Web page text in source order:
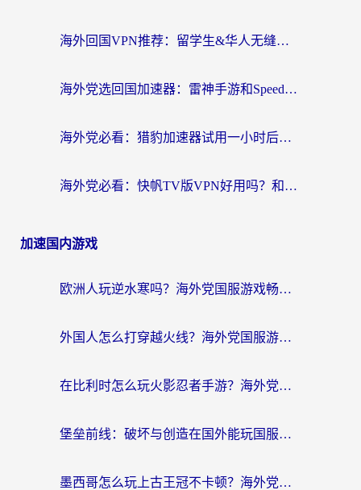
海外回国VPN推荐：留学生&华人无缝访问国内资源的实用指南
海外党选回国加速器：雷神手游和SpeedCN哪个好？附避坑指南
海外党必看：猎豹加速器试用一小时后，我终于找到无缝访问国内资源的正确姿势
海外党必看：快帆TV版VPN好用吗？和畅游VPN对比哪个回国效果更好？附实用选择指南
加速国内游戏
欧洲人玩逆水寒吗？海外党国服游戏畅玩终极指南（附低延迟秘籍）
外国人怎么打穿越火线？海外党国服游戏加速器终极攻略（附3大热门游戏解决方案）
在比利时怎么玩火影忍者手游？海外党亲测有效的国服游戏加速指南
堡垒前线：破坏与创造在国外能玩国服吗？海外玩家国服畅玩终极指南
墨西哥怎么玩上古王冠不卡顿？海外党国服游戏加速器选择全攻略